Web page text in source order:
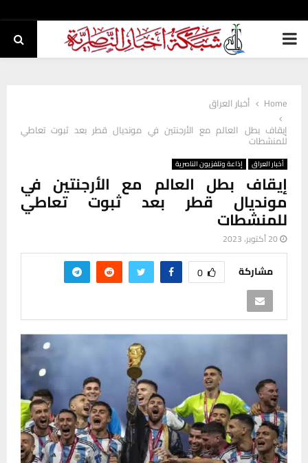
PRIMARY
Home
أخبار العراق
إيقاف بطل العالم مع الأرجنتين في مونديال قطر بعد ثبوت تعاطي
للمنشطات
أخبار العراق إذاعة وتلفزيون الناصرية
إيقاف بطل العالم مع الأرجنتين في
مونديال قطر بعد ثبوت تعاطي
للمنشطات
20 أكتوبر، 2023
مشاركة 0